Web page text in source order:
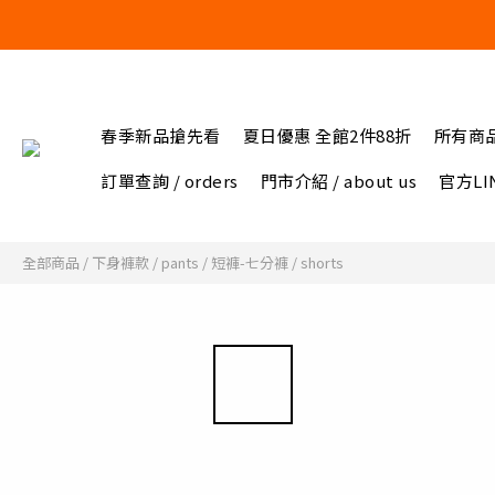
春季新品搶先看 夏日優惠 全館2件88折
所有商
訂單查詢 / orders
門市介紹 / about us 官方
全部商品 / 下身褲款 / pants / 短褲-七分褲 / shorts